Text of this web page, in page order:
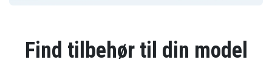
Find tilbehør til din model